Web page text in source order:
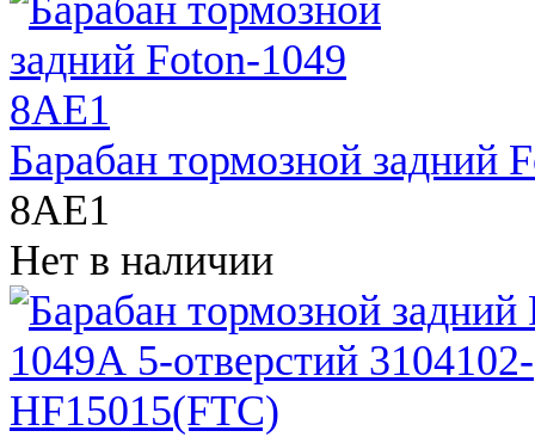
Барабан тормозной задний
8AE1
Нет в наличии